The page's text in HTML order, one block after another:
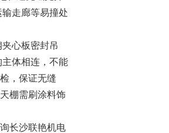
走廊等易撞处
心板密封吊
体相连，不能
，保证无缝
棚需刷涂料饰
长沙联艳机电